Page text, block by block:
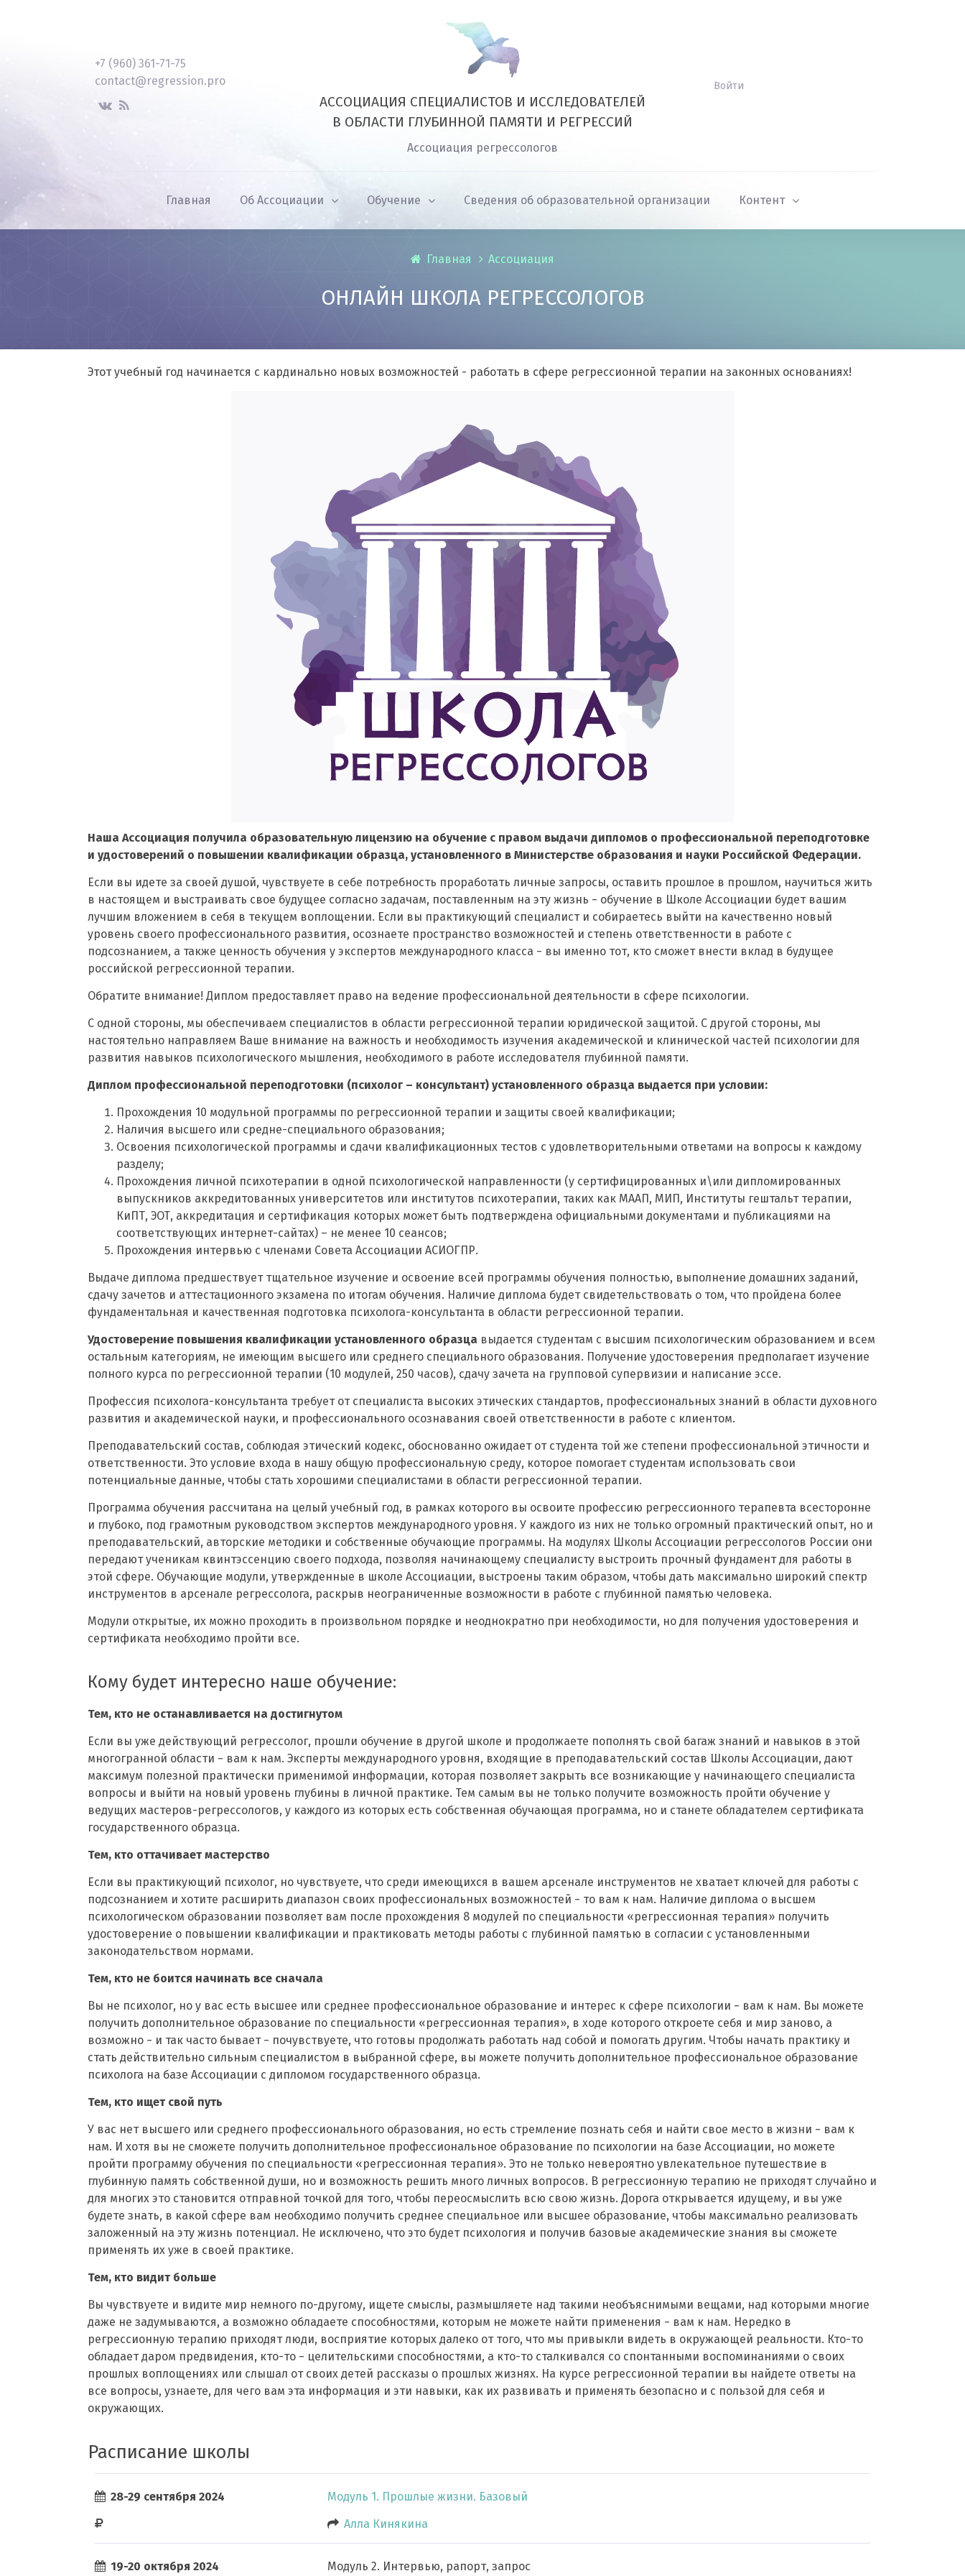
+7 (960) 361-71-75
contact@regression.pro
АССОЦИАЦИЯ СПЕЦИАЛИСТОВ И ИССЛЕДОВАТЕЛЕЙ
В ОБЛАСТИ ГЛУБИННОЙ ПАМЯТИ И РЕГРЕССИЙ
Ассоциация регрессологов
Войти
Главная Об Ассоциации Обучение Сведения об образовательной организации Контент
Главная Ассоциация
ОНЛАЙН ШКОЛА РЕГРЕССОЛОГОВ
Этот учебный год начинается с кардинально новых возможностей - работать в сфере регрессионной терапии на законных основаниях!
Наша Ассоциация получила образовательную лицензию на обучение с правом выдачи дипломов о профессиональной переподготовке
и удостоверений о повышении квалификации образца, установленного в Министерстве образования и науки Российской Федерации.
Если вы идете за своей душой, чувствуете в себе потребность проработать личные запросы, оставить прошлое в прошлом, научиться жить
в настоящем и выстраивать свое будущее согласно задачам, поставленным на эту жизнь − обучение в Школе Ассоциации будет вашим
лучшим вложением в себя в текущем воплощении. Если вы практикующий специалист и собираетесь выйти на качественно новый
уровень своего профессионального развития, осознаете пространство возможностей и степень ответственности в работе с
подсознанием, а также ценность обучения у экспертов международного класса − вы именно тот, кто сможет внести вклад в будущее
российской регрессионной терапии.
Обратите внимание! Диплом предоставляет право на ведение профессиональной деятельности в сфере психологии.
С одной стороны, мы обеспечиваем специалистов в области регрессионной терапии юридической защитой. С другой стороны, мы
настоятельно направляем Ваше внимание на важность и необходимость изучения академической и клинической частей психологии для
развития навыков психологического мышления, необходимого в работе исследователя глубинной памяти.
Диплом профессиональной переподготовки (психолог – консультант) установленного образца выдается при условии:
Прохождения 10 модульной программы по регрессионной терапии и защиты своей квалификации;
Наличия высшего или средне-специального образования;
Освоения психологической программы и сдачи квалификационных тестов с удовлетворительными ответами на вопросы к каждому
разделу;
Прохождения личной психотерапии в одной психологической направленности (у сертифицированных и\или дипломированных
выпускников аккредитованных университетов или институтов психотерапии, таких как МААП, МИП, Институты гештальт терапии,
КиПТ, ЭОТ, аккредитация и сертификация которых может быть подтверждена официальными документами и публикациями на
соответствующих интернет-сайтах) – не менее 10 сеансов;
Прохождения интервью с членами Совета Ассоциации АСИОГПР.
Выдаче диплома предшествует тщательное изучение и освоение всей программы обучения полностью, выполнение домашних заданий,
сдачу зачетов и аттестационного экзамена по итогам обучения. Наличие диплома будет свидетельствовать о том, что пройдена более
фундаментальная и качественная подготовка психолога-консультанта в области регрессионной терапии.
Удостоверение повышения квалификации установленного образца выдается студентам с высшим психологическим образованием и всем
остальным категориям, не имеющим высшего или среднего специального образования. Получение удостоверения предполагает изучение
полного курса по регрессионной терапии (10 модулей, 250 часов), сдачу зачета на групповой супервизии и написание эссе.
Профессия психолога-консультанта требует от специалиста высоких этических стандартов, профессиональных знаний в области духовного
развития и академической науки, и профессионального осознавания своей ответственности в работе с клиентом.
Преподавательский состав, соблюдая этический кодекс, обоснованно ожидает от студента той же степени профессиональной этичности и
ответственности. Это условие входа в нашу общую профессиональную среду, которое помогает студентам использовать свои
потенциальные данные, чтобы стать хорошими специалистами в области регрессионной терапии.
Программа обучения рассчитана на целый учебный год, в рамках которого вы освоите профессию регрессионного терапевта всесторонне
и глубоко, под грамотным руководством экспертов международного уровня. У каждого из них не только огромный практический опыт, но и
преподавательский, авторские методики и собственные обучающие программы. На модулях Школы Ассоциации регрессологов России они
передают ученикам квинтэссенцию своего подхода, позволяя начинающему специалисту выстроить прочный фундамент для работы в
этой сфере. Обучающие модули, утвержденные в школе Ассоциации, выстроены таким образом, чтобы дать максимально широкий спектр
инструментов в арсенале регрессолога, раскрыв неограниченные возможности в работе с глубинной памятью человека.
Модули открытые, их можно проходить в произвольном порядке и неоднократно при необходимости, но для получения удостоверения и
сертификата необходимо пройти все.
Кому будет интересно наше обучение:
Тем, кто не останавливается на достигнутом
Если вы уже действующий регрессолог, прошли обучение в другой школе и продолжаете пополнять свой багаж знаний и навыков в этой
многогранной области − вам к нам. Эксперты международного уровня, входящие в преподавательский состав Школы Ассоциации, дают
максимум полезной практически применимой информации, которая позволяет закрыть все возникающие у начинающего специалиста
вопросы и выйти на новый уровень глубины в личной практике. Тем самым вы не только получите возможность пройти обучение у
ведущих мастеров-регрессологов, у каждого из которых есть собственная обучающая программа, но и станете обладателем сертификата
государственного образца.
Тем, кто оттачивает мастерство
Если вы практикующий психолог, но чувствуете, что среди имеющихся в вашем арсенале инструментов не хватает ключей для работы с
подсознанием и хотите расширить диапазон своих профессиональных возможностей − то вам к нам. Наличие диплома о высшем
психологическом образовании позволяет вам после прохождения 8 модулей по специальности «регрессионная терапия» получить
удостоверение о повышении квалификации и практиковать методы работы с глубинной памятью в согласии с установленными
законодательством нормами.
Тем, кто не боится начинать все сначала
Вы не психолог, но у вас есть высшее или среднее профессиональное образование и интерес к сфере психологии − вам к нам. Вы можете
получить дополнительное образование по специальности «регрессионная терапия», в ходе которого откроете себя и мир заново, а
возможно − и так часто бывает − почувствуете, что готовы продолжать работать над собой и помогать другим. Чтобы начать практику и
стать действительно сильным специалистом в выбранной сфере, вы можете получить дополнительное профессиональное образование
психолога на базе Ассоциации с дипломом государственного образца.
Тем, кто ищет свой путь
У вас нет высшего или среднего профессионального образования, но есть стремление познать себя и найти свое место в жизни − вам к
нам. И хотя вы не сможете получить дополнительное профессиональное образование по психологии на базе Ассоциации, но можете
пройти программу обучения по специальности «регрессионная терапия». Это не только невероятно увлекательное путешествие в
глубинную память собственной души, но и возможность решить много личных вопросов. В регрессионную терапию не приходят случайно и
для многих это становится отправной точкой для того, чтобы переосмыслить всю свою жизнь. Дорога открывается идущему, и вы уже
будете знать, в какой сфере вам необходимо получить среднее специальное или высшее образование, чтобы максимально реализовать
заложенный на эту жизнь потенциал. Не исключено, что это будет психология и получив базовые академические знания вы сможете
применять их уже в своей практике.
Тем, кто видит больше
Вы чувствуете и видите мир немного по-другому, ищете смыслы, размышляете над такими необъяснимыми вещами, над которыми многие
даже не задумываются, а возможно обладаете способностями, которым не можете найти применения − вам к нам. Нередко в
регрессионную терапию приходят люди, восприятие которых далеко от того, что мы привыкли видеть в окружающей реальности. Кто-то
обладает даром предвидения, кто-то − целительскими способностями, а кто-то сталкивался со спонтанными воспоминаниями о своих
прошлых воплощениях или слышал от своих детей рассказы о прошлых жизнях. На курсе регрессионной терапии вы найдете ответы на
все вопросы, узнаете, для чего вам эта информация и эти навыки, как их развивать и применять безопасно и с пользой для себя и
окружающих.
Расписание школы
28-29 сентября 2024
Модуль 1. Прошлые жизни. Базовый
Алла Кинякина
19-20 октября 2024 Модуль 2. Интервью, рапорт, запрос